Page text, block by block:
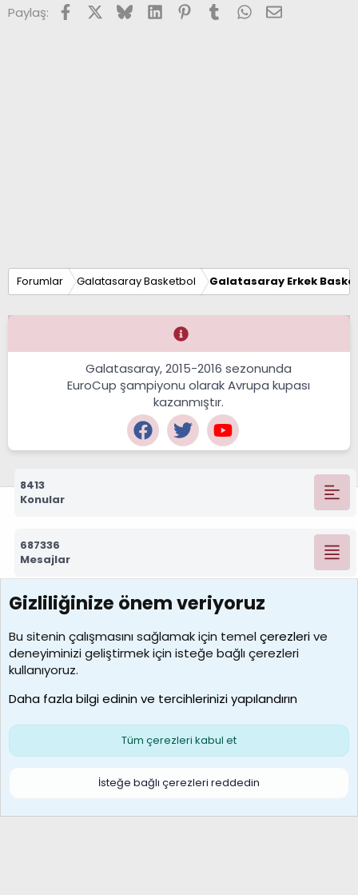
Paylaş: FacebookX (Twitter)
BlueskyLinkedInPinterest
TumblrWhatsApp
E-posta
Forumlar Galatasaray Basketbol Galatasaray Erkek
Galatasaray, 2015-2016 sezonunda
EuroCup şampiyonu olarak Avrupa kupası
kazanmıştır.
8413
Konular
687336
Mesajlar
7390
Kullanıcılar
MosesBrownHayranı
Son üye
Çerezler
S
Gizliliğinize önem veriyoruz
Bu sitenin çalışmasını sağlamak için temelçerezlerive
deneyiminizi geliştirmek için isteğe bağlı çerezleri
kullanıyoruz.
Daha fazla bilgi edinin ve tercihlerinizi yapılandırın
Tüm çerezleri kabul et
İsteğe bağlı çerezleri reddedin